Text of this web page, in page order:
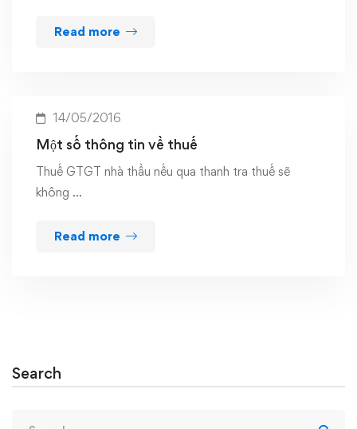
Read more
14/05/2016
Một số thông tin về thuế
Thuế GTGT nhà thầu nếu qua thanh tra thuế sẽ
không …
Read more
Search